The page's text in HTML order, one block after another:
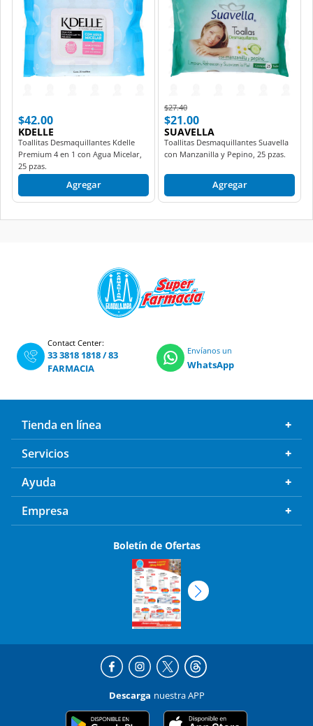
$42.00
KDELLE
Toallitas Desmaquillantes Kdelle
Premium 4 en 1 con Agua Micelar,
25 pzas.
Agregar
Price reduced from
$27.40to
$21.00
SUAVELLA
Toallitas Desmaquillantes Suavella
con Manzanilla y Pepino, 25 pzas.
Agregar
Contact Center:
33 3818 1818/83
FARMACIA
Envíanos un
WhatsApp
Tienda en línea
Servicios
Ayuda
Empresa
Boletín de Ofertas
Descarga nuestra APP